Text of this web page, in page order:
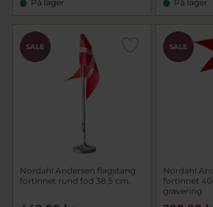
På lager På lager
SALE
Nordahl Andersen flagstang
fortinnet rund fod 38,5 cm.
SALE
Nordahl
fortinnet
gravering